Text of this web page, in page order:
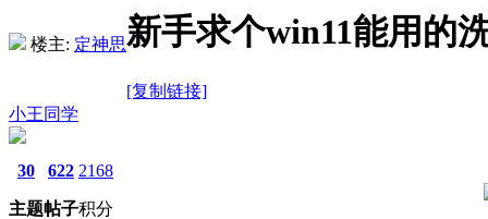
楼主: 定神思新手求个win11能用的
[复制链接]
小王同学
30
主题
622
帖子
2168
积分